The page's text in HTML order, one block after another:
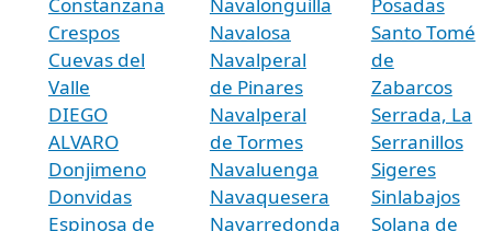
Crespos
Cuevas del
Valle
DIEGO
ALVARO
Donjimeno
Donvidas
Espinosa de
Navalosa
Navalperal
de Pinares
Navalperal
de Tormes
Navaluenga
Navaquesera
Navarredonda
Santo Tomé
de
Zabarcos
Serrada, La
Serranillos
Sigeres
Sinlabajos
Solana de